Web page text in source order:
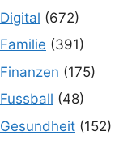
Digital (672)
Familie (391)
Finanzen (175)
Fussball (48)
Gesundheit (152)